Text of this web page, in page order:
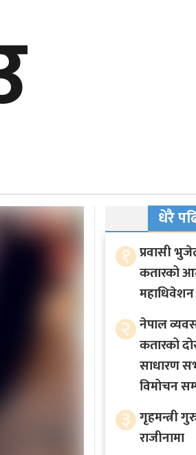
धेरै
१ प्रवासी
कतारको
महाधिवेशन
२ नेपाल
कतारको
साधारण
विमोचन
३ गृहमन्त्री
राजीनामा